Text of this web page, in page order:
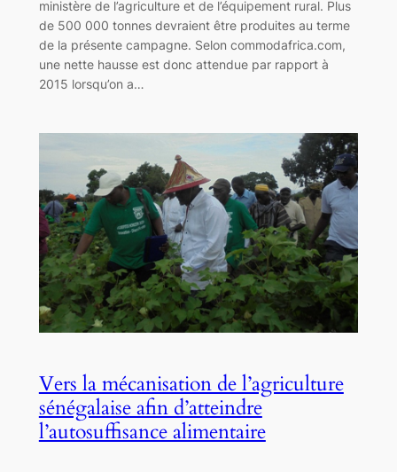
ministère de l’agriculture et de l’équipement rural. Plus
de 500 000 tonnes devraient être produites au terme
de la présente campagne. Selon commodafrica.com,
une nette hausse est donc attendue par rapport à
2015 lorsqu’on a…
Vers la mécanisation de l’agriculture
sénégalaise afin d’atteindre
l’autosuffisance alimentaire